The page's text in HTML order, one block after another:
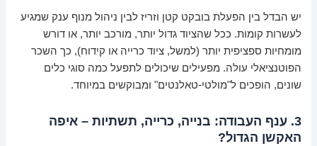
יש הבדל בין הפעלת בובקט קטן וזריז לבין ניהול מנוף ענק שמגיע
לעשרות קומות. ככל שהציוד גדול יותר, מורכב יותר, או דורש
מומחיות ספציפית יותר (למשל, ציוד כרייה או קידוח), כך השכר
הפוטנציאלי עולה. מפעילים שיכולים לתפעל כמה סוגי כלים
שונים, הופכים ל"מולטי-טאלנטים" ומבוקשים במיוחד.
3. ענף העבודה: בנייה, כרייה, תשתיות – איפה
האקשן הגדול?